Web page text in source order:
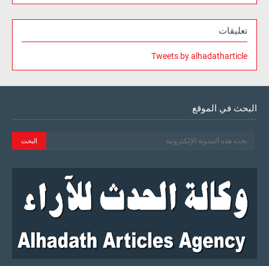
تعليقات
Tweets by alhadatharticle
البحث في الموقع